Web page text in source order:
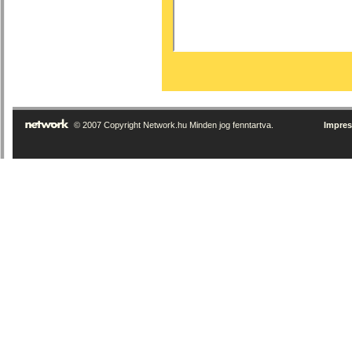
© 2007 Copyright Network.hu Minden jog fenntartva.